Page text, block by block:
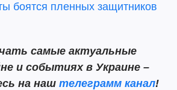
боятся пленных защитников
самые актуальные
и событиях в Украине –
на наш телеграмм канал!